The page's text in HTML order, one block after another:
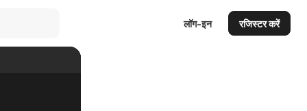
लॉग-इन रजिस्टर करें